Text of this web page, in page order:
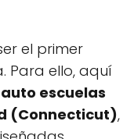
el primer
Para ello, aquí
escuelas
(Connecticut),